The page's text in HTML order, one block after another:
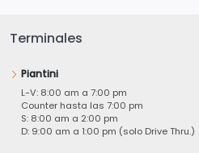
Terminales
Piantini
L-V: 8:00 am a 7:00 pm
Counter hasta las 7:00 pm
S: 8:00 am a 2:00 pm
D: 9:00 am a 1:00 pm (solo Drive Thru.)